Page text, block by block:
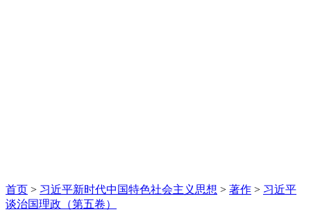
首页 > 习近平新时代中国特色社会主义思想 > 著作 > 习近平
谈治国理政（第五卷）